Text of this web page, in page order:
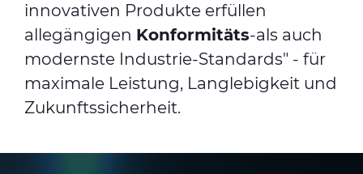
innovativen Produkte erfüllen
allegängigen Konformitäts-als auch
modernste Industrie-Standards" - für
maximale Leistung, Langlebigkeit und
Zukunftssicherheit.